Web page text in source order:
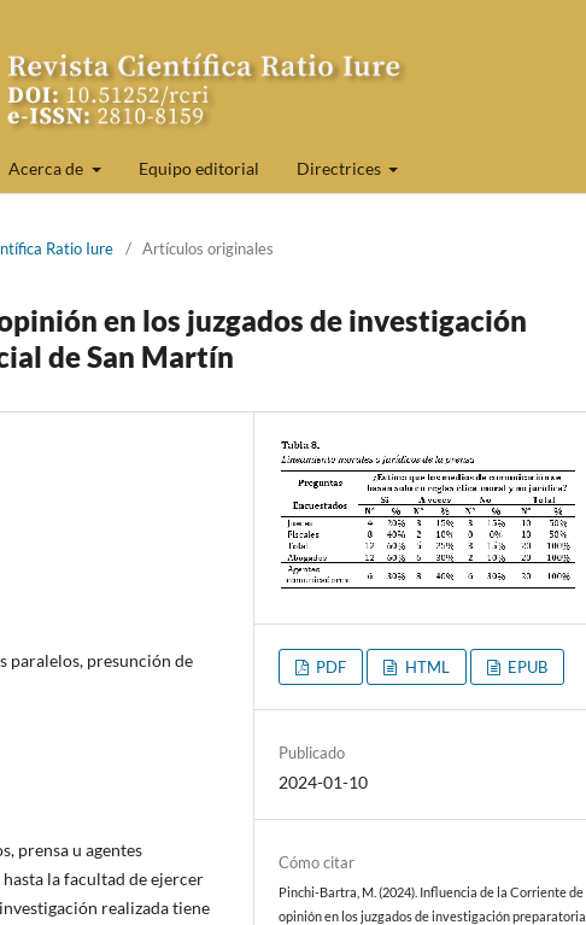
Acerca de Equipo editorial Directrices
Ratio Iure / Artículos originales
en los juzgados de investigación
de San Martín
paralelos, presunción de
prensa u agentes
la facultad de ejercer
realizada tiene
PDF HTML EPUB
Publicado
2024-01-10
Cómo citar
Pinchi-Bartra, M. (2024). Influencia de la Corriente de
opinión en los juzgados de investigación preparatoria